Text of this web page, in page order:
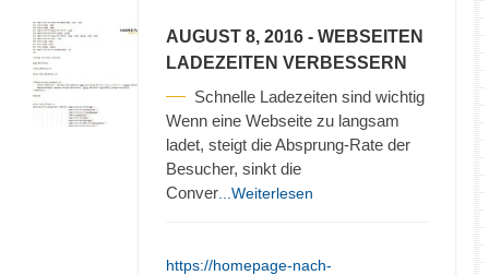
AUGUST 8, 2016 - WEBSEITEN
LADEZEITEN VERBESSERN
Schnelle Ladezeiten sind wichtig
Wenn eine Webseite zu langsam
ladet, steigt die Absprung-Rate der
Besucher, sinkt die
Conver ...Weiterlesen
https://homepage-nach-